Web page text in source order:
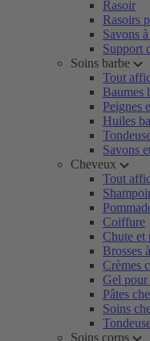
Rasoir
Rasoirs
Savons
Support
Soins barbe
Tout
Baumes
Peignes
Huiles
Savons
Cheveux
Tout
Coiffure
Chute et
Brosses
Crèmes
Gel pour
Pâtes
Soins
Soins corps